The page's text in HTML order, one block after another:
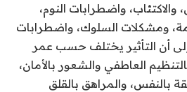
واضطرابات النوم،
ومشكلات السلوك، واضطرابات
إلى أن التأثير يختلف حسب عمر
العاطفي والشعور بالأمان،
بالنفس، والمراهق بالقلق